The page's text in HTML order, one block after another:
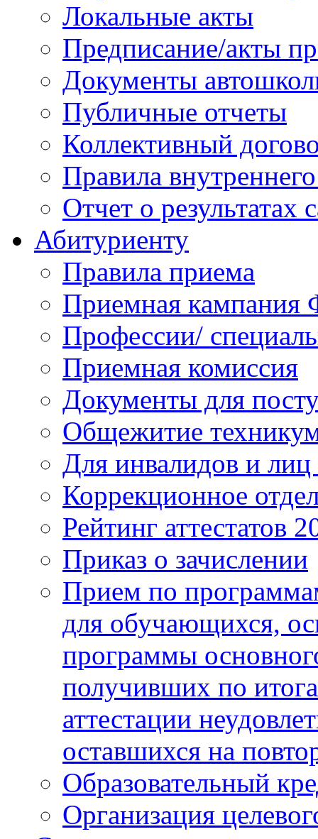
Локальные акты
Предписание/акты
Документы
Публичные отчеты
Коллективный
Правила
Отчет о результатах
Абитуриенту
Правила приема
Приемная кампания
Профессии/
Приемная комиссия
Документы для
Общежитие
Для инвалидов и
Коррекционное
Рейтинг аттестатов
Приказ о зачислении
Прием по
для обучающихся,
программы
получивших по
аттестации
оставшихся на
Образовательный
Организация